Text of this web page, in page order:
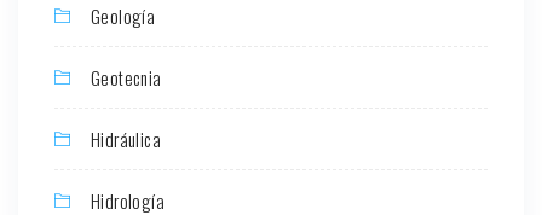
Geología
Geotecnia
Hidráulica
Hidrología